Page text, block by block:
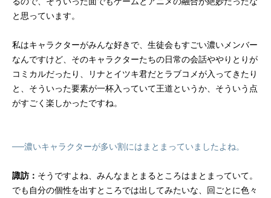
と思っています。
私はキャラクターがみんな好きで、生徒会もすごい濃いメンバー
なんですけど、そのキャラクターたちの日常の会話ややりとりが
コミカルだったり、リナとイツキ君だとラブコメが入ってきたり
と、そういった要素が一杯入っていて王道というか、そういう点
がすごく楽しかったですね。
──濃いキャラクターが多い割にはまとまっていましたよね。
諏訪： そうですよね、みんなまとまるところはまとまっていて。
でも自分の個性を出すところでは出してみたいな、回ごとに色々